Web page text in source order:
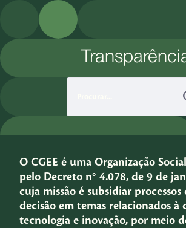
Pular para o Conteúdo principal
O CGEE é uma Organização
pelo Decreto n° 4.078, de 9 de
cuja missão é subsidiar
decisão em temas relacionados à
tecnologia e inovação, por meio